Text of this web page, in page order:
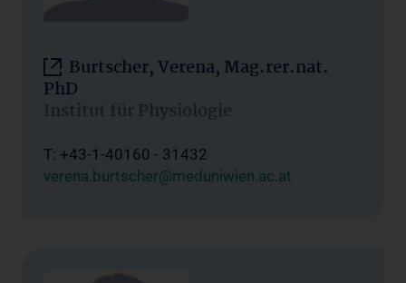
Burtscher, Verena, Mag.rer.nat.
PhD
Institut für Physiologie
T: +43-1-40160 - 31432
verena.burtscher@meduniwien.ac.at